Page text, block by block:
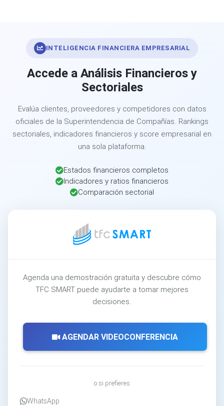
INTELIGENCIA FINANCIERA EMPRESARIAL
Accede a Análisis Financieros y
Sectoriales
Evalúa clientes, proveedores y competidores con datos
oficiales de la Superintendencia de Compañías. Rankings
sectoriales, indicadores financieros y score empresarial en
una sola plataforma.
Estados financieros completos
Indicadores y ratios financieros
Comparación sectorial
Agenda una demostración gratuita y descubre cómo
TFC SMART puede ayudarte a tomar mejores
decisiones.
AGENDAR VIDEOCONFERENCIA
o si prefieres
WhatsApp